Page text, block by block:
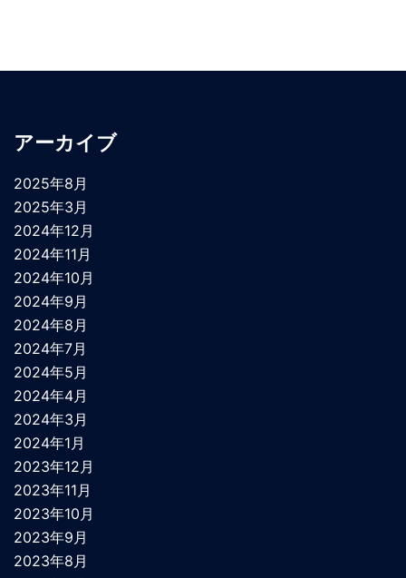
アーカイブ
2025年8月
2025年3月
2024年12月
2024年11月
2024年10月
2024年9月
2024年8月
2024年7月
2024年5月
2024年4月
2024年3月
2024年1月
2023年12月
2023年11月
2023年10月
2023年9月
2023年8月